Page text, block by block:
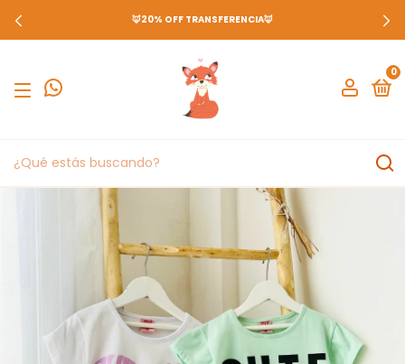
🦊20% OFF TRANSFERENCIA🦊
0